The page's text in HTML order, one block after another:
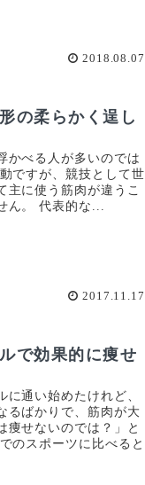
2018.08.07
の柔らかく逞し
かべる人が多いのでは
ですが、競技として世
主に使う筋肉が違うこ
ん。 代表的な...
2017.11.17
で効果的に痩せ
通い始めたけれど、
るばかりで、筋肉が大
痩せないのでは？」と
のスポーツに比べると